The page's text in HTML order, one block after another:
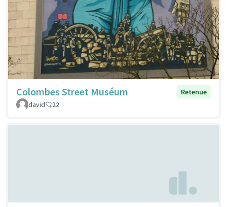
Colombes Street Muséum
Retenue
david
22